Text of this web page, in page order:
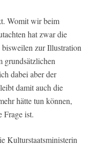
Womit wir beim
hat zwar die
zur Illustration
grundsätzlichen
dabei aber der
damit auch die
hätte tun können,
Frage ist.
Kulturstaatsministerin